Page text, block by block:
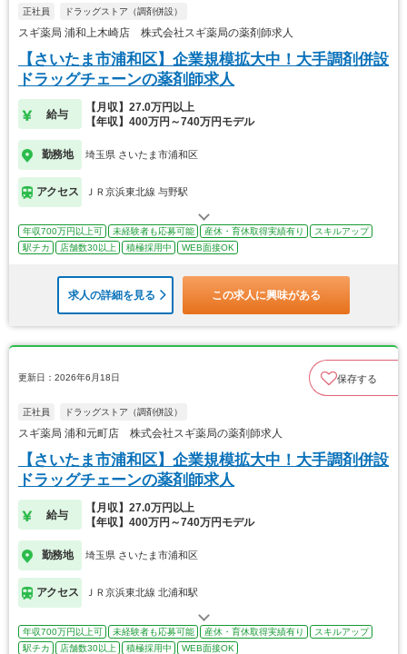
正社員 ドラッグストア（調剤併設）
スギ薬局 浦和上木崎店 株式会社スギ薬局の薬剤師求人
【さいたま市浦和区】企業規模拡大中！大手調剤併設
ドラッグチェーンの薬剤師求人
給与
【月収】27.0万円以上
【年収】400万円～740万円モデル
勤務地 埼玉県 さいたま市浦和区
アクセス ＪＲ京浜東北線 与野駅
年収700万円以上可 未経験者も応募可能 産休・育休取得実績有り
スキルアップ
駅チカ
店舗数30以上 積極採用中 WEB面接OK
求人の詳細を見る この求人に興味がある
更新日：2026年6月18日 保存する
正社員 ドラッグストア（調剤併設）
スギ薬局 浦和元町店 株式会社スギ薬局の薬剤師求人
【さいたま市浦和区】企業規模拡大中！大手調剤併設
ドラッグチェーンの薬剤師求人
給与
【月収】27.0万円以上
【年収】400万円～740万円モデル
勤務地 埼玉県 さいたま市浦和区
アクセス ＪＲ京浜東北線 北浦和駅
年収700万円以上可 未経験者も応募可能 産休・育休取得実績有り
スキルアップ
駅チカ
店舗数30以上 積極採用中 WEB面接OK